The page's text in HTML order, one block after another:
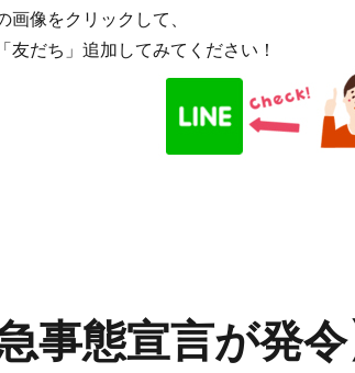
画像をクリックして、
友だち」追加してみてください！
事態宣言が発